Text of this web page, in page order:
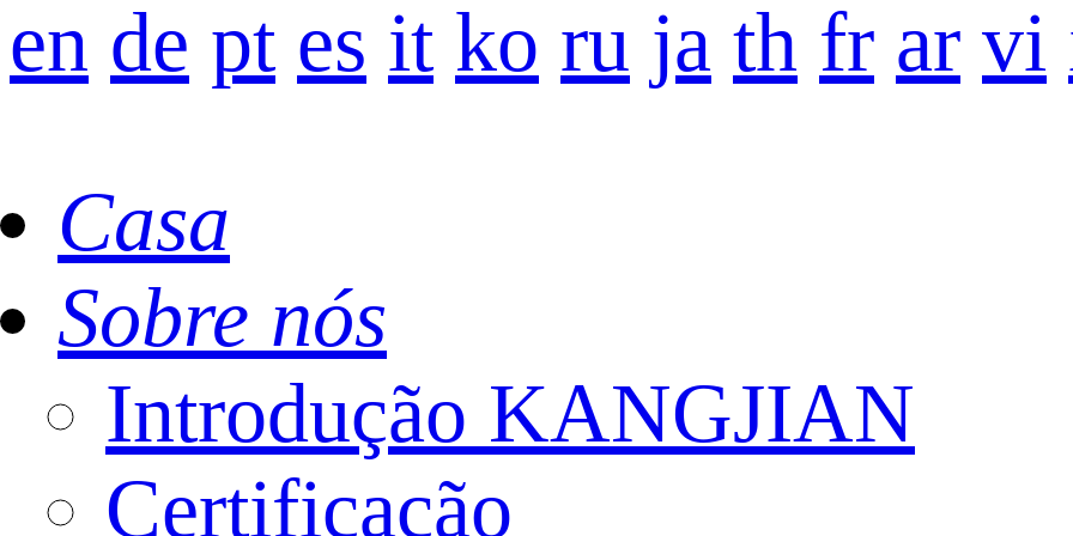
en de pt es it ko ru ja th fr ar vi
Casa
Sobre nós
Introdução KANGJIAN
Certificação